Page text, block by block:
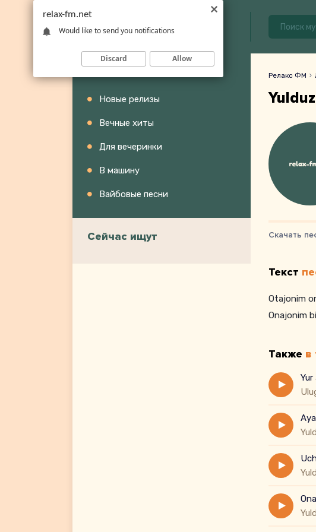
Новые релизы
Вечные хиты
Для вечеринки
В машину
Вайбовые песни
Сейчас ищут
Релакс ФМ
Скачать
Текст
Otajonim
Onajonim
Также в
relax-fm.net
Would like to send you notifications
Discard Allow